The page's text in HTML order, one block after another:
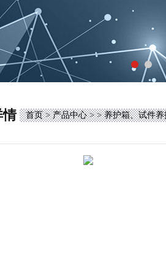
情 首页>产品中心> >养护箱、试件